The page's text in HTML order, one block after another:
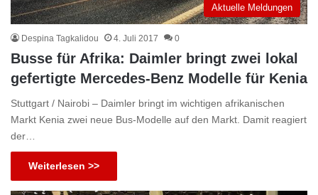
Aktuelle Meldungen
Despina Tagkalidou 4. Juli 2017 0
Busse für Afrika: Daimler bringt zwei lokal
gefertigte Mercedes-Benz Modelle für Kenia
Stuttgart / Nairobi – Daimler bringt im wichtigen afrikanischen
Markt Kenia zwei neue Bus-Modelle auf den Markt. Damit reagiert
der…
Weiterlesen >>